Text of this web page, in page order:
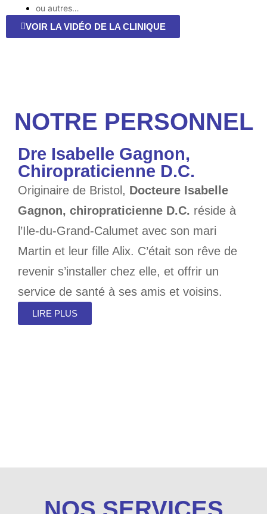
ou autres…
VOIR LA VIDÉO DE LA CLINIQUE
NOTRE PERSONNEL
Dre Isabelle Gagnon,
Chiropraticienne D.C.
Originaire de Bristol, Docteure Isabelle
Gagnon, chiropraticienne D.C. réside à
l’Ile-du-Grand-Calumet avec son mari
Martin et leur fille Alix. C’était son rêve de
revenir s’installer chez elle, et offrir un
service de santé à ses amis et voisins.
LIRE PLUS